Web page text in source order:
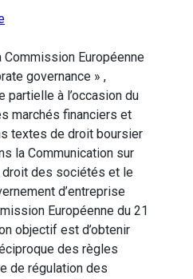
Européenne
governance » ,
partielle à l’occasion du
marchés financiers et
textes de droit boursier
la Communication sur
droit des sociétés et le
d’entreprise
Européenne du 21
objectif est d’obtenir
des règles
de régulation des